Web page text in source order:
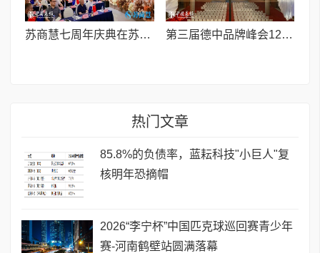
苏商慧七周年庆典在苏州隆重举行 七大联创共启发展新篇章 第三届德中品牌峰会12月将在柏林举办，聚焦人工智能时代品牌全球化发展
热门文章
85.8%的负债率，蓝耘科技"小巨人"复
核明年恐摘帽
2026“李宁杯”中国匹克球巡回赛青少年
赛-河南鹤壁站圆满落幕